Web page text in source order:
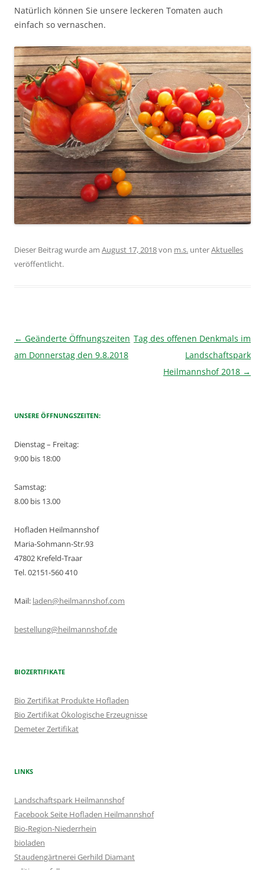
Natürlich können Sie unsere leckeren Tomaten auch
einfach so vernaschen.
Dieser Beitrag wurde am August 17, 2018von m.s. unterAktuelles
veröffentlicht.
Beitragsnavigation
← Geänderte Öffnungszeiten
am Donnerstag den 9.8.2018
Tag des offenen Denkmals im
Landschaftspark
Heilmannshof 2018 →
UNSERE ÖFFNUNGSZEITEN:
Dienstag – Freitag:
9:00 bis 18:00
Samstag:
8.00 bis 13.00
Hofladen Heilmannshof
Maria-Sohmann-Str.93
47802 Krefeld-Traar
Tel. 02151-560 410
Mail: laden@heilmannshof.com
bestellung@heilmannshof.de
BIOZERTIFIKATE
Bio Zertifikat Produkte Hofladen
Bio Zertifikat Ökologische Erzeugnisse
Demeter Zertifikat
LINKS
Landschaftspark Heilmannshof
Facebook Seite Hofladen Heilmannshof
Bio-Region-Niederrhein
bioladen
Staudengärtnerei Gerhild Diamant